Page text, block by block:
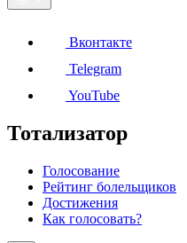
Вконтакте
Telegram
YouTube
Тотализатор
Голосование
Рейтинг болельщиков
Достижения
Как голосовать?